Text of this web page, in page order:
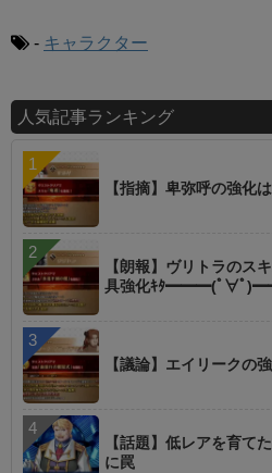
- キャラクター
人気記事ランキング
【指摘】卑弥呼の強化
【朗報】ヴリトラのス
具強化ｷﾀ━━━(ﾟ∀ﾟ
【議論】エイリークの
【話題】低レアを育て
に罠